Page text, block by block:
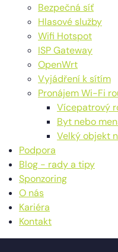
Bezpečná síť
Hlasové služby
Wifi Hotspot
ISP Gateway
OpenWrt
Vyjádření k sítím
Pronájem Wi-Fi
Vícepatrový
Byt nebo
Velký objekt
Podpora
Blog - rady a tipy
Sponzoring
O nás
Kariéra
Kontakt